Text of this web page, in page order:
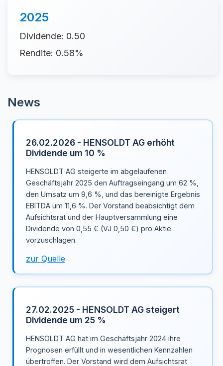
2025
Dividende: 0.50
Rendite: 0.58%
News
26.02.2026 - HENSOLDT AG erhöht
Dividende um 10 %
HENSOLDT AG steigerte im abgelaufenen
Geschäftsjahr 2025 den Auftragseingang um 62 %,
den Umsatz um 9,6 %, und das bereinigte Ergebnis
EBITDA um 11,6 %. Der Vorstand beabsichtigt dem
Aufsichtsrat und der Hauptversammlung eine
Dividende von 0,55 € (VJ 0,50 €) pro Aktie
vorzuschlagen.
zur Quelle
27.02.2025 - HENSOLDT AG steigert
Dividende um 25 %
HENSOLDT AG hat im Geschäftsjahr 2024 ihre
Prognosen erfüllt und in wesentlichen Kennzahlen
übertroffen. Der Vorstand wird dem Aufsichtsrat